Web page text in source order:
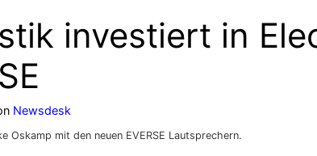
investiert in
Newsdesk
Oskamp mit den neuen EVERSE Lautsprechern.